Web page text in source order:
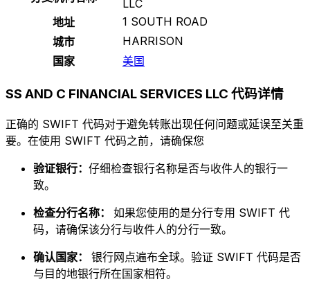
LLC
地址
1 SOUTH ROAD
城市
HARRISON
国家
美国
SS AND C FINANCIAL SERVICES LLC 代码详情
正确的 SWIFT 代码对于避免转账出现任何问题或延误至关重
要。在使用 SWIFT 代码之前，请确保您
验证银行： 仔细检查银行名称是否与收件人的银行一
致。
检查分行名称： 如果您使用的是分行专用 SWIFT 代
码，请确保该分行与收件人的分行一致。
确认国家： 银行网点遍布全球。验证 SWIFT 代码是否
与目的地银行所在国家相符。